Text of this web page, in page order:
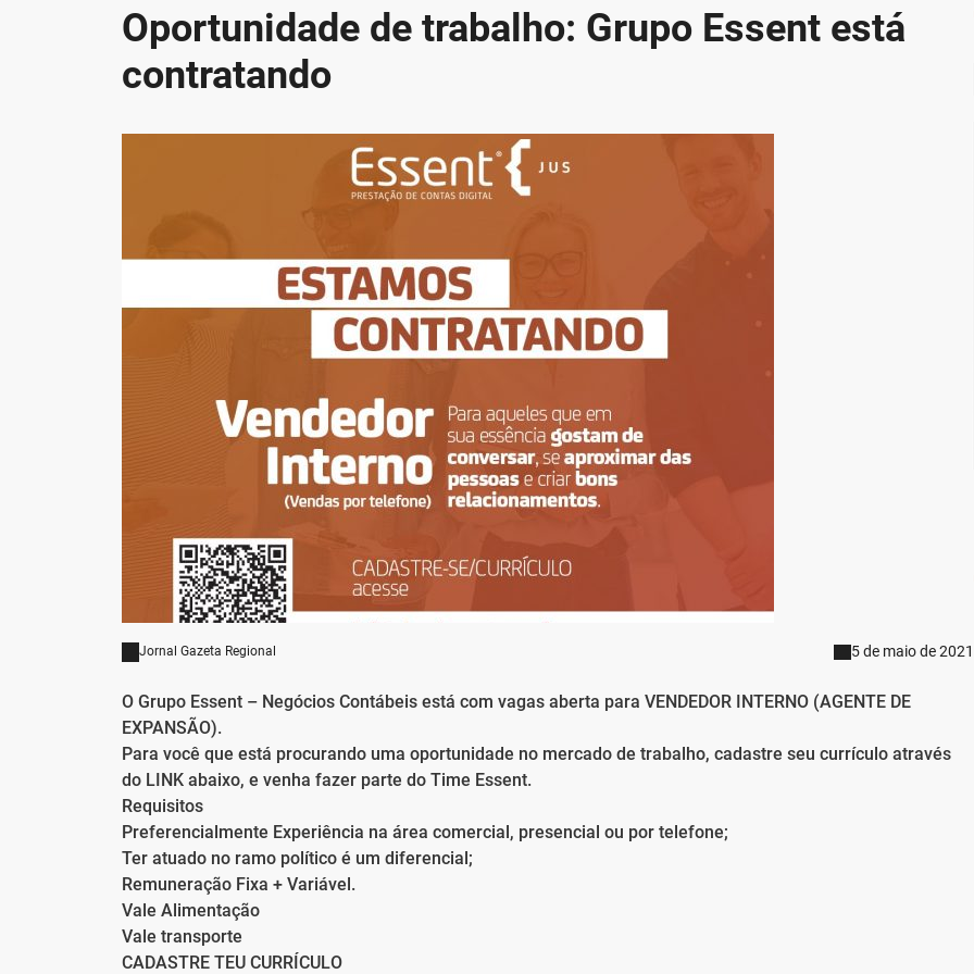
Oportunidade de trabalho: Grupo Essent está
contratando
Jornal Gazeta Regional 5 de maio de 2021
O Grupo Essent – Negócios Contábeis está com vagas aberta para VENDEDOR INTERNO (AGENTE DE
EXPANSÃO).
Para você que está procurando uma oportunidade no mercado de trabalho, cadastre seu currículo através
do LINK abaixo, e venha fazer parte do Time Essent.
Requisitos
Preferencialmente Experiência na área comercial, presencial ou por telefone;
Ter atuado no ramo político é um diferencial;
Remuneração Fixa + Variável.
Vale Alimentação
Vale transporte
CADASTRE TEU CURRÍCULO